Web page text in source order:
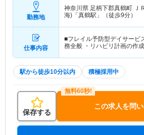
勤務地
神奈川県 足柄下郡真鶴町 Ｊ
海)「真鶴駅」（徒歩9分）
仕事内容
■フレイル予防型デイサービ
務全般 ・リハビリ計画の作
駅から徒歩10分以内 積極採用中
保存する
この求人を問